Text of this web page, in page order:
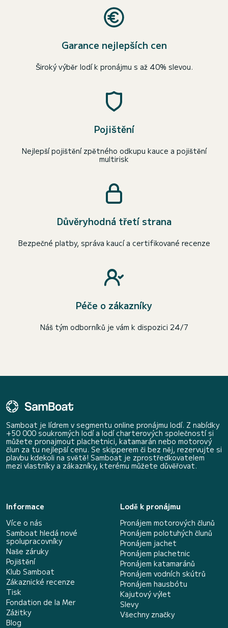
Garance nejlepších cen
Široký výběr lodí k pronájmu s až 40% slevou.
Pojištění
Nejlepší pojištění zpětného odkupu kauce a pojištění
multirisk
Důvěryhodná třetí strana
Bezpečné platby, správa kaucí a certifikované recenze
Péče o zákazníky
Náš tým odborníků je vám k dispozici 24/7
Samboat je lídrem v segmentu online pronájmu lodí. Z nabídky
+50 000 soukromých lodí a lodí charterových společností si
můžete pronajmout plachetnici, katamarán nebo motorový
člun za tu nejlepší cenu. Se skipperem či bez něj, rezervujte si
plavbu kdekoli na světě! Samboat je zprostředkovatelem
mezi vlastníky a zákazníky, kterému můžete důvěřovat.
Informace
Více o nás
Samboat hledá nové
spolupracovníky
Naše záruky
Pojištění
Klub Samboat
Zákaznické recenze
Tisk
Fondation de la Mer
Zážitky
Blog
Lodě k pronájmu
Pronájem motorových člunů
Pronájem polotuhých člunů
Pronájem jachet
Pronájem plachetnic
Pronájem katamaránů
Pronájem vodních skútrů
Pronájem hausbótu
Kajutový výlet
Slevy
Všechny značky